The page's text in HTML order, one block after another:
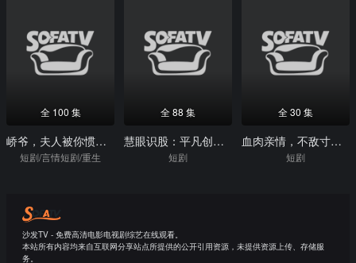
全 100 集
峤爷，夫人被你惯坏了
短剧/言情短剧/重生
全 88 集
慧眼识股：平凡创富记
短剧
全 30 集
血肉亲情，不敌寸利贪心
短剧
沙发TV - 免费高清电影电视剧综艺在线观看。
本站所有内容均来自互联网分享站点所提供的公开引用资源，未提供资源上传、存储服
务。